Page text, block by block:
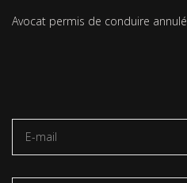
Avocat permis de conduire annulé